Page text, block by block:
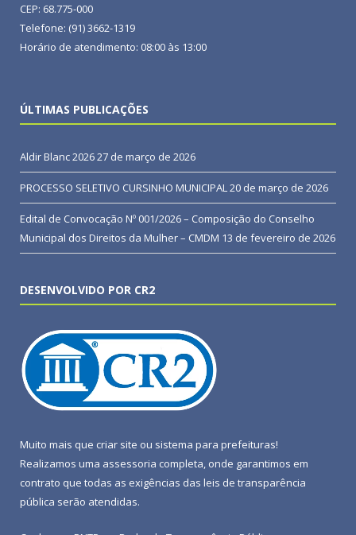
CEP: 68.775-000
Telefone: (91) 3662-1319
Horário de atendimento: 08:00 às 13:00
ÚLTIMAS PUBLICAÇÕES
Aldir Blanc 202627 de março de 2026
PROCESSO SELETIVO CURSINHO MUNICIPAL20 de março de 2026
Edital de Convocação Nº 001/2026 – Composição do Conselho
Municipal dos Direitos da Mulher – CMDM 13 de fevereiro de 2026
DESENVOLVIDO POR CR2
Muito mais que criar site ou sistema para prefeituras!
Realizamos uma assessoria completa, onde garantimos em
contrato que todas as exigências das leis de transparência
pública serão atendidas.